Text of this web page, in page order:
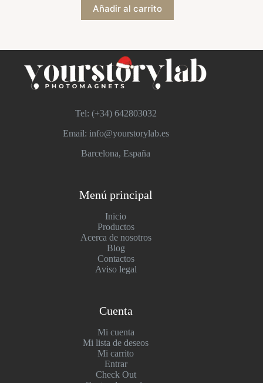
Añadir al carrito
Tel: (+34) 642803032
Email: info@yourstorylab.es
Barcelona, España
Menú principal
Inicio
Productos
Acerca de nosotros
Blog
Contactos
Aviso legal
Cuenta
Mi cuenta
Mi lista de deseos
Mi carrito
Entrar
Check Out